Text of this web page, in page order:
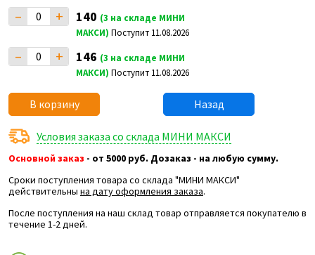
– + 140 (3 на складе МИНИ
МАКСИ) Поступит 11.08.2026
– + 146 (3 на складе МИНИ
МАКСИ) Поступит 11.08.2026
В корзину Назад
Условия заказа со склада МИНИ МАКСИ
Основной заказ - от 5000 руб. Дозаказ - на любую сумму.
Сроки поступления товара со склада "МИНИ МАКСИ"
действительны на дату оформления заказа.
После поступления на наш склад товар отправляется покупателю в
течение 1-2 дней.